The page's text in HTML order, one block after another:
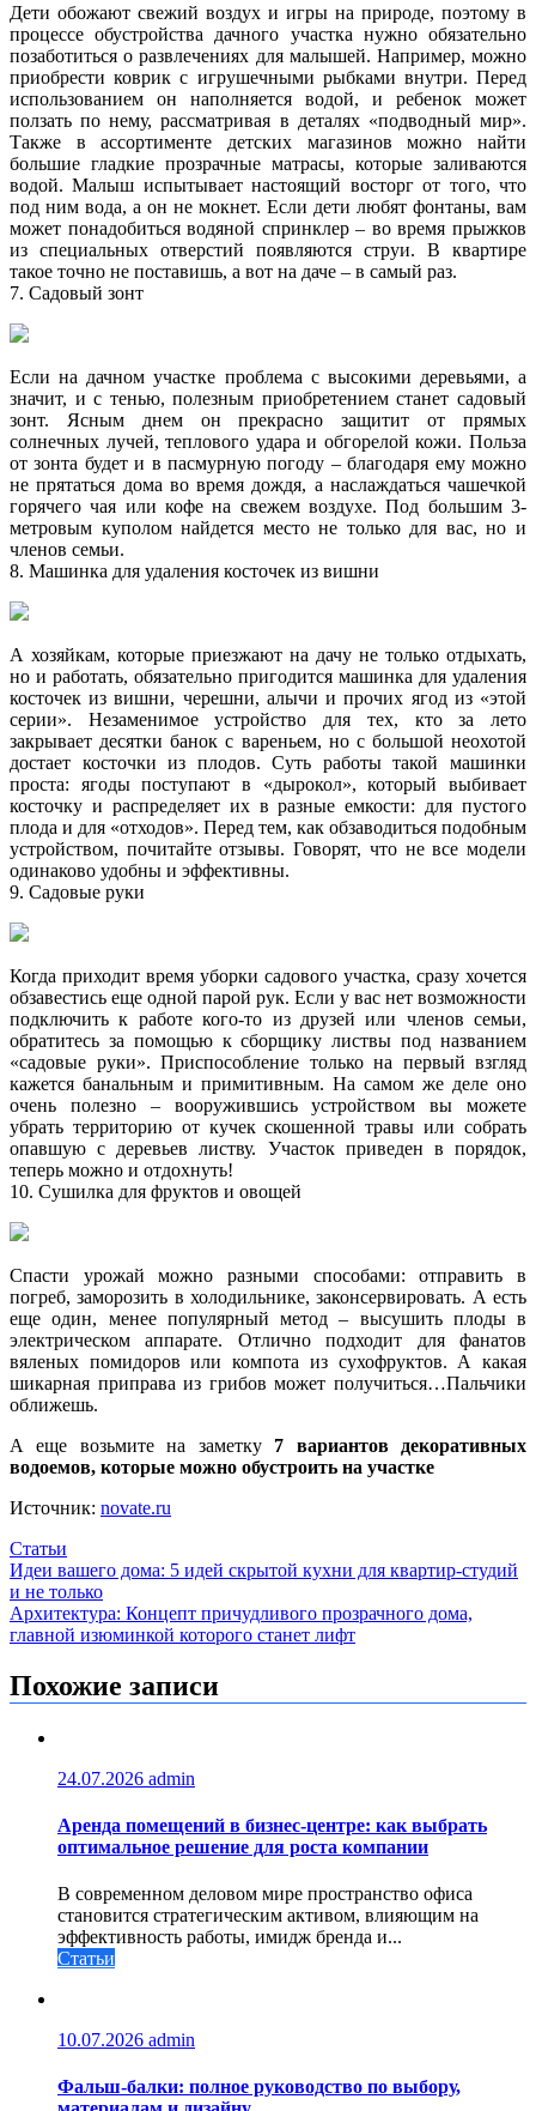
Дети обожают свежий воздух и игры на природе, поэтому в
процессе обустройства дачного участка нужно обязательно
позаботиться о развлечениях для малышей. Например, можно
приобрести коврик с игрушечными рыбками внутри. Перед
использованием он наполняется водой, и ребенок может
ползать по нему, рассматривая в деталях «подводный мир».
Также в ассортименте детских магазинов можно найти
большие гладкие прозрачные матрасы, которые заливаются
водой. Малыш испытывает настоящий восторг от того, что
под ним вода, а он не мокнет. Если дети любят фонтаны, вам
может понадобиться водяной спринклер – во время прыжков
из специальных отверстий появляются струи. В квартире
такое точно не поставишь, а вот на даче – в самый раз.
7. Садовый зонт
Если на дачном участке проблема с высокими деревьями, а
значит, и с тенью, полезным приобретением станет садовый
зонт. Ясным днем он прекрасно защитит от прямых
солнечных лучей, теплового удара и обгорелой кожи. Польза
от зонта будет и в пасмурную погоду – благодаря ему можно
не прятаться дома во время дождя, а наслаждаться чашечкой
горячего чая или кофе на свежем воздухе. Под большим 3-
метровым куполом найдется место не только для вас, но и
членов семьи.
8. Машинка для удаления косточек из вишни
А хозяйкам, которые приезжают на дачу не только отдыхать,
но и работать, обязательно пригодится машинка для удаления
косточек из вишни, черешни, алычи и прочих ягод из «этой
серии». Незаменимое устройство для тех, кто за лето
закрывает десятки банок с вареньем, но с большой неохотой
достает косточки из плодов. Суть работы такой машинки
проста: ягоды поступают в «дырокол», который выбивает
косточку и распределяет их в разные емкости: для пустого
плода и для «отходов». Перед тем, как обзаводиться подобным
устройством, почитайте отзывы. Говорят, что не все модели
одинаково удобны и эффективны.
9. Садовые руки
Когда приходит время уборки садового участка, сразу хочется
обзавестись еще одной парой рук. Если у вас нет возможности
подключить к работе кого-то из друзей или членов семьи,
обратитесь за помощью к сборщику листвы под названием
«садовые руки». Приспособление только на первый взгляд
кажется банальным и примитивным. На самом же деле оно
очень полезно – вооружившись устройством вы можете
убрать территорию от кучек скошенной травы или собрать
опавшую с деревьев листву. Участок приведен в порядок,
теперь можно и отдохнуть!
10. Сушилка для фруктов и овощей
Спасти урожай можно разными способами: отправить в
погреб, заморозить в холодильнике, законсервировать. А есть
еще один, менее популярный метод – высушить плоды в
электрическом аппарате. Отлично подходит для фанатов
вяленых помидоров или компота из сухофруктов. А какая
шикарная приправа из грибов может получиться…Пальчики
оближешь.
А еще возьмите на заметку 7 вариантов декоративных
водоемов, которые можно обустроить на участке
Источник: novate.ru
Статьи
Навигация
по
записям
Идеи вашего дома: 5 идей скрытой кухни для квартир-студий
и не только
Архитектура: Концепт причудливого прозрачного дома,
главной изюминкой которого станет лифт
Похожие записи
24.07.2026 admin
Аренда помещений в бизнес‑центре: как выбрать
оптимальное решение для роста компании
В современном деловом мире пространство офиса
становится стратегическим активом, влияющим на
эффективность работы, имидж бренда и...
Статьи
10.07.2026 admin
Фальш-балки: полное руководство по выбору,